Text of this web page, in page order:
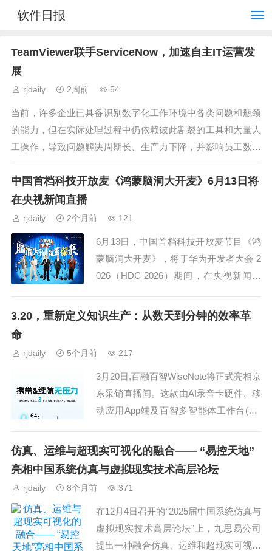
软件日报
TeamViewer联手ServiceNow，加速自主IT运营发
展
rjdaily 2周前 54
当前，许多企业已具备识别数字化工作环境中各类问题和瓶颈
的能力，但在实际处理过程中仍依赖彼此割裂的工具和大量人
工操作，导致问题解决周期长、生产力下降，并影响员工数字
化体验。通过将TeamViewer终端...
中国首档科技开放麦《鸿蒙脑洞大开麦》6月13日将
在央视新闻直播
rjdaily 2个月前 121
6月13日，中国首档科技开放麦节目《鸿
蒙脑洞大开麦》，将于华为开发者大会 2
026（HDC 2026）期间，在央视新闻与
口秀、鸿蒙生态硬件产品情景展演、大...
3.20，重新定义知识生产：从数天到分钟的效率革
命
rjdaily 5个月前 217
3月20日,百融百智WiseNote将正式亮相京
东采销直播间。这款由AI录音卡硬件、移
动应用App端及百智多智能体工作台(PC
重新定义知识生产的底层逻辑——从每
一...
仿真、运维与超现实可视化的融合—— “易控天地”
亮相中国系统仿真与虚拟现实技术高层论坛
rjdaily 8个月前 371
在12月4日召开的“2025届中国系统仿真与
虚拟现实技术高层论坛”上，九思易公司
提出一种融合仿真、运维和超现实可视化